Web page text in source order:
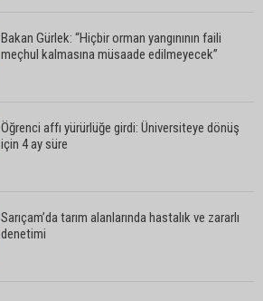
Bakan Gürlek: “Hiçbir orman yangınının faili
meçhul kalmasına müsaade edilmeyecek”
Öğrenci affı yürürlüğe girdi: Üniversiteye dönüş
için 4 ay süre
Sarıçam’da tarım alanlarında hastalık ve zararlı
denetimi